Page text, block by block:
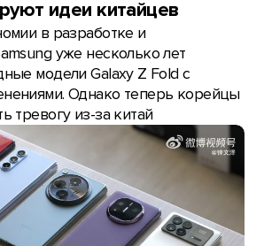
идеи китайцев
в разработке и
уже несколько лет
модели Galaxy Z Fold с
Однако теперь корейцы
тревогу из-за китай